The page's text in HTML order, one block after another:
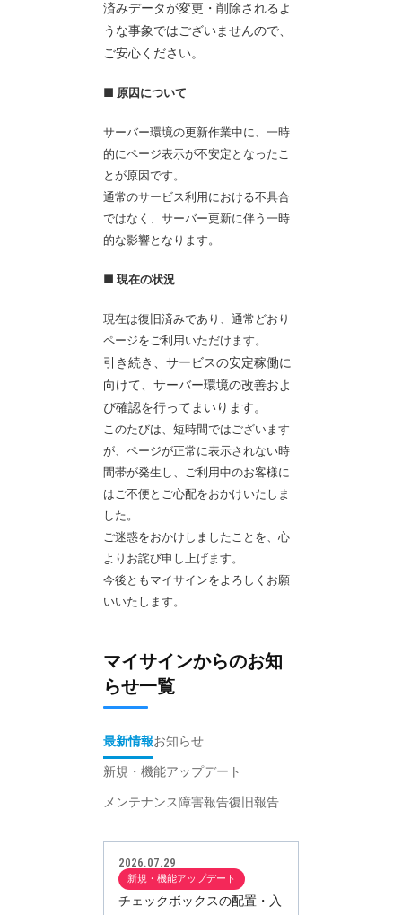
済みデータが変更・削除されるよ
うな事象ではございませんので、
ご安心ください。
■ 原因について
サーバー環境の更新作業中に、一時
的にページ表示が不安定となったこ
とが原因です。
通常のサービス利用における不具合
ではなく、サーバー更新に伴う一時
的な影響となります。
■ 現在の状況
現在は復旧済みであり、通常どおり
ページをご利用いただけます。
引き続き、サービスの安定稼働に
向けて、サーバー環境の改善およ
び確認を行ってまいります。
このたびは、短時間ではございます
が、ページが正常に表示されない時
間帯が発生し、ご利用中のお客様に
はご不便とご心配をおかけいたしま
した。
ご迷惑をおかけしましたことを、心
よりお詫び申し上げます。
今後ともマイサインをよろしくお願
いいたします。
マイサインからのお知
らせ一覧
最新情報お知らせ
新規・機能アップデート
メンテナンス障害報告復旧報告
2026.07.29
新規・機能アップデート
チェックボックスの配置・入